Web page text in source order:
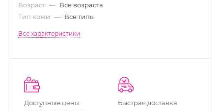
Возраст — Все возраста
Тип кожи — Все типы
Все характеристики
Доступные цены
Быстрая доставка